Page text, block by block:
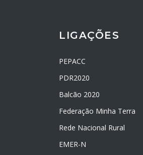
LIGAÇÕES
PEPACC
PDR2020
Balcão 2020
Federação Minha Terra
Rede Nacional Rural
EMER-N